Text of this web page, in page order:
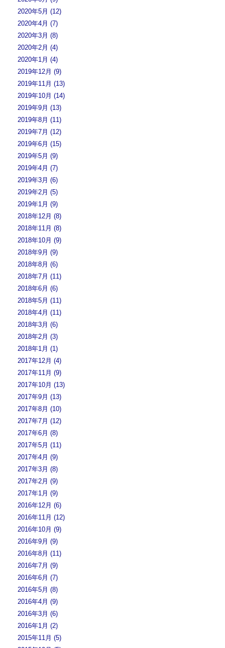
2020年5月 (12)
2020年4月 (7)
2020年3月 (8)
2020年2月 (4)
2020年1月 (4)
2019年12月 (9)
2019年11月 (13)
2019年10月 (14)
2019年9月 (13)
2019年8月 (11)
2019年7月 (12)
2019年6月 (15)
2019年5月 (9)
2019年4月 (7)
2019年3月 (6)
2019年2月 (5)
2019年1月 (9)
2018年12月 (8)
2018年11月 (8)
2018年10月 (9)
2018年9月 (9)
2018年8月 (6)
2018年7月 (11)
2018年6月 (6)
2018年5月 (11)
2018年4月 (11)
2018年3月 (6)
2018年2月 (3)
2018年1月 (1)
2017年12月 (4)
2017年11月 (9)
2017年10月 (13)
2017年9月 (13)
2017年8月 (10)
2017年7月 (12)
2017年6月 (8)
2017年5月 (11)
2017年4月 (9)
2017年3月 (8)
2017年2月 (9)
2017年1月 (9)
2016年12月 (6)
2016年11月 (12)
2016年10月 (9)
2016年9月 (9)
2016年8月 (11)
2016年7月 (9)
2016年6月 (7)
2016年5月 (8)
2016年4月 (9)
2016年3月 (6)
2016年1月 (2)
2015年11月 (5)